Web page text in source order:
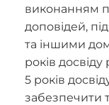
виконанням
доповідей,
та іншими
років
5 років
забезпечити